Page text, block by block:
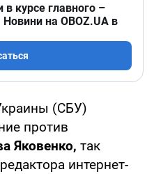
курсе главного –
на OBOZ.UA в
(СБУ)
против
Яковенко, так
интернет-